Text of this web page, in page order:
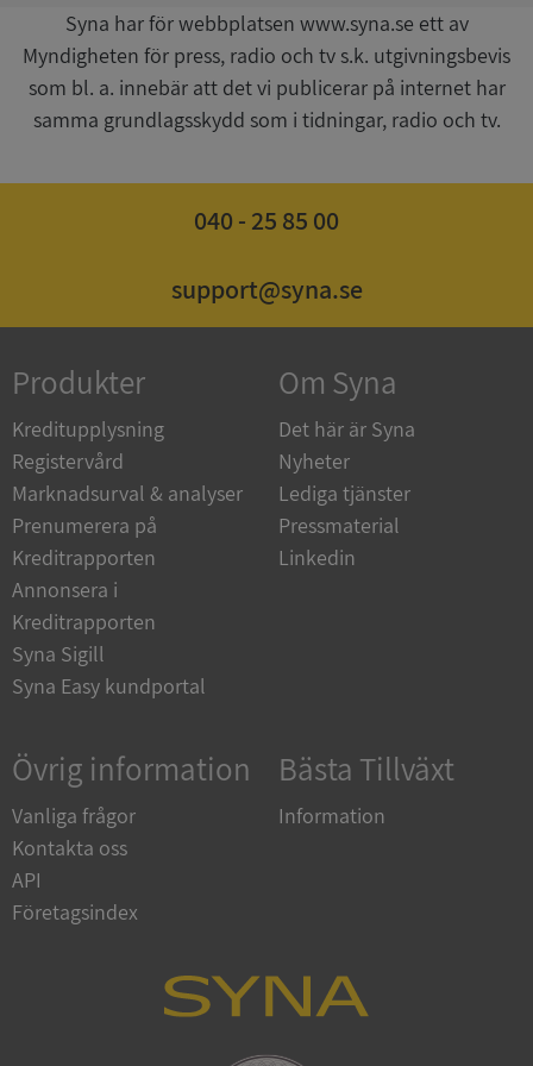
Syna har för webbplatsen www.syna.se ett av
Myndigheten för press, radio och tv s.k. utgivningsbevis
som bl. a. innebär att det vi publicerar på internet har
samma grundlagsskydd som i tidningar, radio och tv.
040 - 25 85 00
support@syna.se
Produkter
Kreditupplysning
Registervård
Marknadsurval & analyser
Prenumerera på
Kreditrapporten
Annonsera i
Kreditrapporten
Syna Sigill
Syna Easy kundportal
Om Syna
Det här är Syna
Nyheter
Lediga tjänster
Pressmaterial
Linkedin
Övrig information
Vanliga frågor
Kontakta oss
API
Företagsindex
Bästa Tillväxt
Information
Corporation
Corporation
.syna.se
__RequestVerificationToken
Microsoft